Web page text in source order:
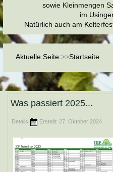
sowie Kleinmengen
im
Natürlich auch am
Aktuelle Seite: Startseite
Was passiert 2025...
Details Erstellt: 27. Oktober 2024